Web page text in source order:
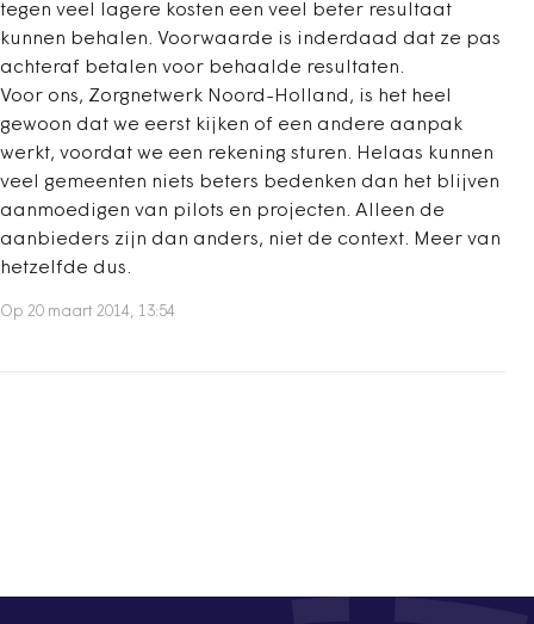
tegen veel lagere kosten een veel beter resultaat
kunnen behalen. Voorwaarde is inderdaad dat ze pas
achteraf betalen voor behaalde resultaten.
Voor ons, Zorgnetwerk Noord-Holland, is het heel
gewoon dat we eerst kijken of een andere aanpak
werkt, voordat we een rekening sturen. Helaas kunnen
veel gemeenten niets beters bedenken dan het blijven
aanmoedigen van pilots en projecten. Alleen de
aanbieders zijn dan anders, niet de context. Meer van
hetzelfde dus.
Op 20 maart 2014, 13:54